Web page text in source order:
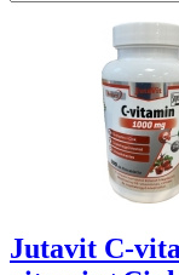
Jutavit C-